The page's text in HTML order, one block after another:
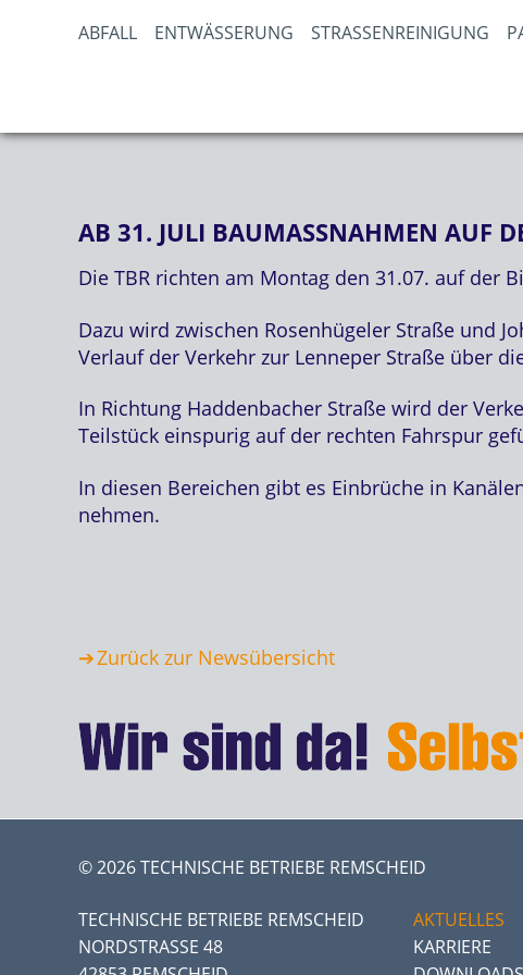
ABFALL ENTWÄSSERUNG STRASSENREINIGUNG
AB 31. JULI BAUMASSNAHMEN AUF
Die TBR richten am Montag den 31.07. auf der
Dazu wird zwischen Rosenhügeler Straße und
Verlauf der Verkehr zur Lenneper Straße über
In Richtung Haddenbacher Straße wird der
Teilstück einspurig auf der rechten Fahrspur
In diesen Bereichen gibt es Einbrüche in
nehmen.
Zurück zur Newsübersicht
© 2026 TECHNISCHE BETRIEBE REMSCHEID
TECHNISCHE BETRIEBE REMSCHEID
NORDSTRASSE 48
AKTUELLES
KARRIERE